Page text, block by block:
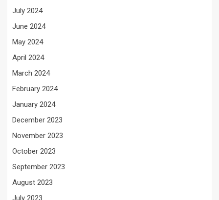
July 2024
June 2024
May 2024
April 2024
March 2024
February 2024
January 2024
December 2023
November 2023
October 2023
September 2023
August 2023
July 2023